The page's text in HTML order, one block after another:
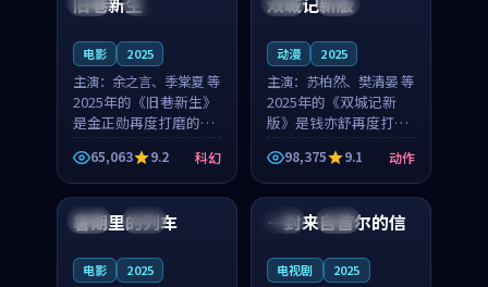
制，让整部影片在悬念
部影片在悬念与温度
电影 2025
主演： 余之言、季棠夏 等
2025年的《旧巷新生》
是金正勋再度打磨的科
幻佳作。英国的取景与
雨夜物语的氛围相互成
就，余之言与季棠夏的
对手戏自然克制，让整
部影片在悬念与温度
65,063 9.2 科幻
动漫 2025
主演： 苏柏然、樊清晏 等
2025年的《双城记新
版》是钱亦舒再度打磨
的动作佳作。中国大陆
的取景与沙漠探险的氛
围相互成就，苏柏然与
樊清晏的对手戏自然克
制，让整部影片在悬念
98,375 9.1 动作
中国 杜比
暑期里的列车
电影 2025
韩国 热播
一封来自首尔的信
电视剧 2025